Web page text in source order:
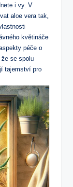
i vy. V
aloe vera tak,
květináče
péče o
se spolu
tajemství pro